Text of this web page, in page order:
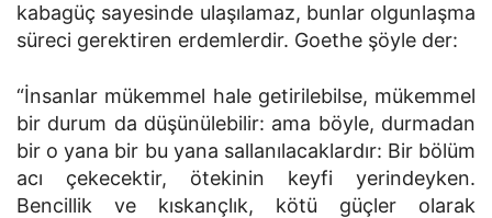
kabagüç sayesinde ulaşılamaz, bunlar olgunlaşma
süreci gerektiren erdemlerdir. Goethe şöyle der:
“İnsanlar mükemmel hale getirilebilse, mükemmel
bir durum da düşünülebilir: ama böyle, durmadan
bir o yana bir bu yana sallanılacaklardır: Bir bölüm
acı çekecektir, ötekinin keyfi yerindeyken.
Bencillik ve kıskançlık, kötü güçler olarak